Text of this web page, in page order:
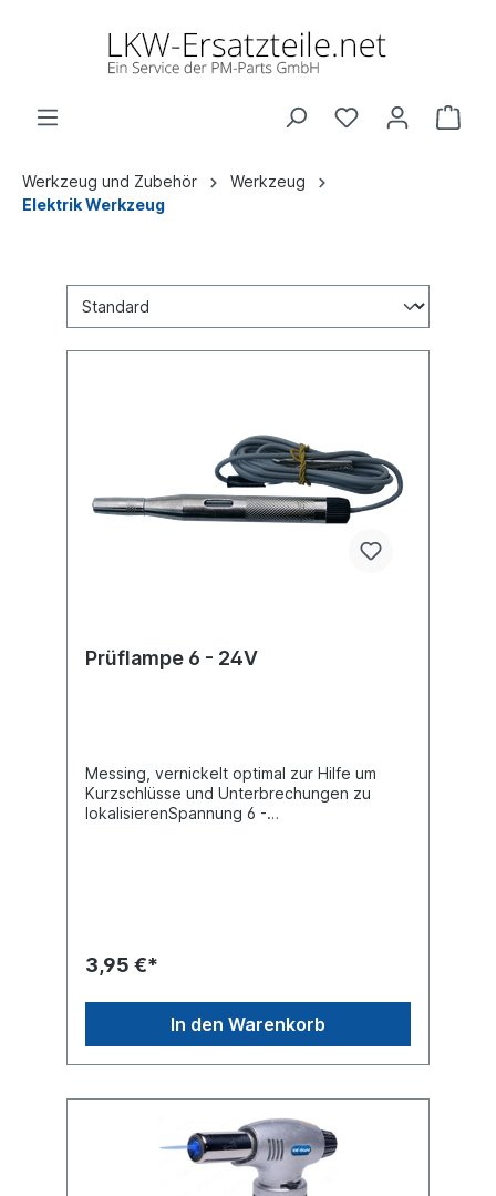
Werkzeug und Zubehör
Werkzeug
Elektrik Werkzeug
Prüflampe 6 - 24V
Messing, vernickelt optimal zur Hilfe um
Kurzschlüsse und Unterbrechungen zu
lokalisierenSpannung 6 -
3,95 €*
In den Warenkorb